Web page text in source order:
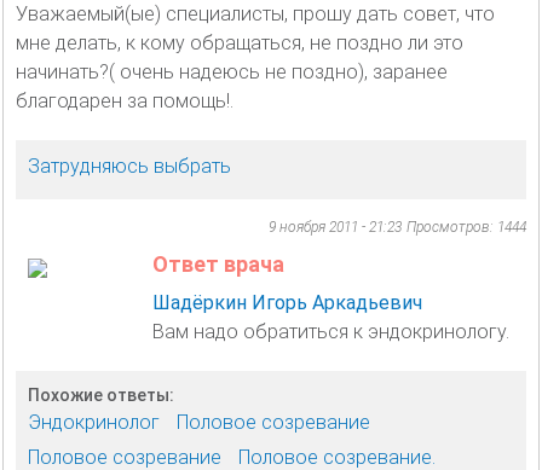
Уважаемый(ые) специалисты, прошу дать совет, что
мне делать, к кому обращаться, не поздно ли это
начинать?( очень надеюсь не поздно), заранее
благодарен за помощь!.
Затрудняюсь выбрать
9 ноября 2011 - 21:23 Просмотров: 1444
Ответ врача
Шадёркин Игорь Аркадьевич
Вам надо обратиться к эндокринологу.
Похожие ответы:
Эндокринолог
Половое созревание
Половое созревание
Половое созревание.